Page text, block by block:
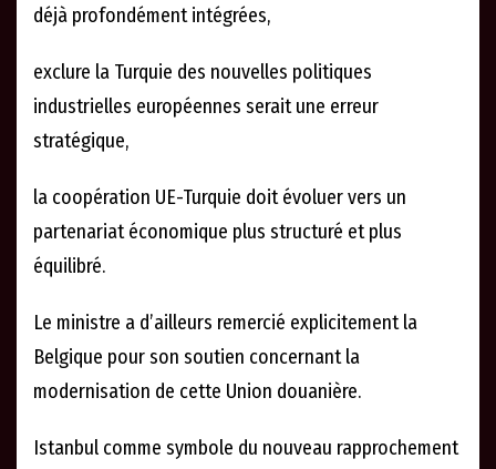
déjà profondément intégrées,
exclure la Turquie des nouvelles politiques
industrielles européennes serait une erreur
stratégique,
la coopération UE-Turquie doit évoluer vers un
partenariat économique plus structuré et plus
équilibré.
Le ministre a d’ailleurs remercié explicitement la
Belgique pour son soutien concernant la
modernisation de cette Union douanière.
Istanbul comme symbole du nouveau rapprochement